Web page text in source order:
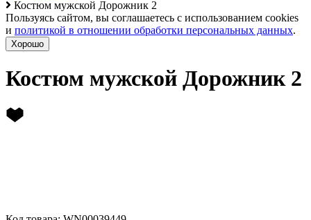
Костюм мужской Дорожник 2
Пользуясь сайтом, вы соглашаетесь с использованием cookies
и политикой в отношении обработки персональных данных.
Хорошо
Костюм мужской Дорожник 2